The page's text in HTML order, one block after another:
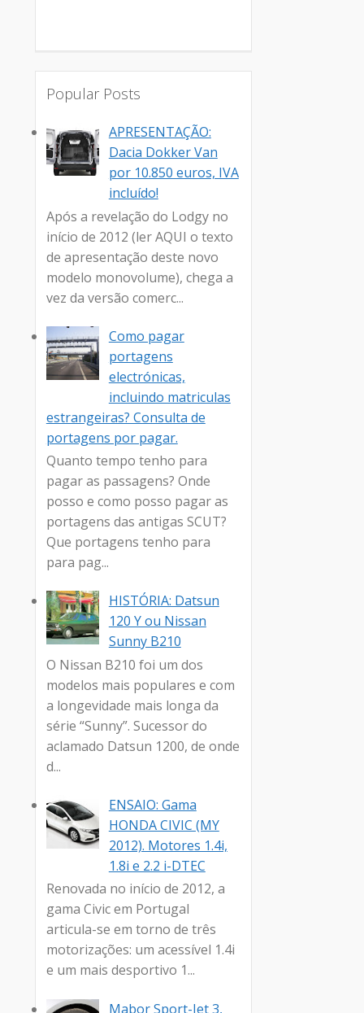
Popular Posts
APRESENTAÇÃO:
Dacia Dokker Van
por 10.850 euros, IVA
incluído!
Após a revelação do Lodgy no
início de 2012 (ler AQUI o texto
de apresentação deste novo
modelo monovolume), chega a
vez da versão comerc...
Como pagar
portagens
electrónicas,
incluindo matriculas
estrangeiras? Consulta de
portagens por pagar.
Quanto tempo tenho para
pagar as passagens? Onde
posso e como posso pagar as
portagens das antigas SCUT?
Que portagens tenho para
para pag...
HISTÓRIA: Datsun
120 Y ou Nissan
Sunny B210
O Nissan B210 foi um dos
modelos mais populares e com
a longevidade mais longa da
série “Sunny”. Sucessor do
aclamado Datsun 1200, de onde
d...
ENSAIO: Gama
HONDA CIVIC (MY
2012). Motores 1.4i,
1.8i e 2.2 i-DTEC
Renovada no início de 2012, a
gama Civic em Portugal
articula-se em torno de três
motorizações: um acessível 1.4i
e um mais desportivo 1...
Mabor Sport-Jet 3,